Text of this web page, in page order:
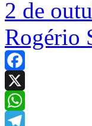
2 de
Rogério
Facebook
X
WhatsApp